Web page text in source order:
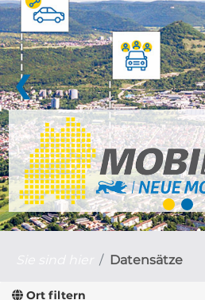
❮
Datensätze
Ort filtern